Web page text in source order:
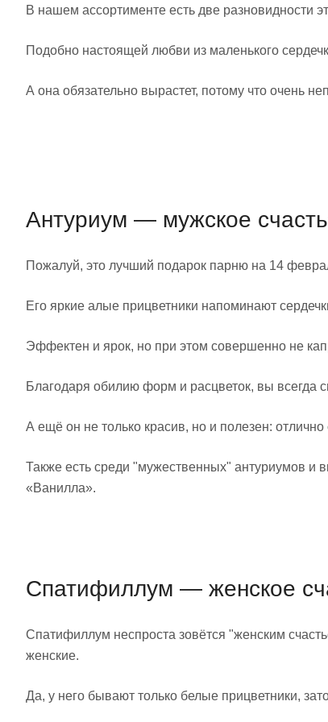
В нашем ассортименте есть две разновидности
Подобно настоящей любви из маленького
А она обязательно вырастет, потому что очень
Антуриум — мужское
Пожалуй, это лучший подарок парню на 14
Его яркие алые прицветники напоминают
Эффектен и ярок, но при этом совершенно не
Благодаря обилию форм и расцветок, вы всегда
А ещё он не только красив, но и полезен: отлично
Также есть среди "мужественных" антуриумов и
«Ванилла».
Спатифиллум — женское
Спатифиллум неспроста зовётся "женским
женские.
Да, у него бывают только белые прицветники,